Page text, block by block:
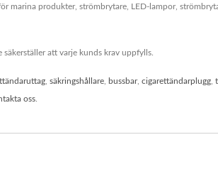
marina produkter, strömbrytare, LED-lampor,
att varje kunds krav uppfylls.
säkringshållare bussbar, cigarettändarplugg
oss